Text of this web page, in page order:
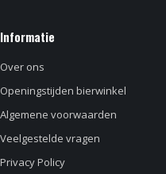
Informatie
Over ons
Openingstijden bierwinkel
Algemene voorwaarden
Veelgestelde vragen
Privacy Policy